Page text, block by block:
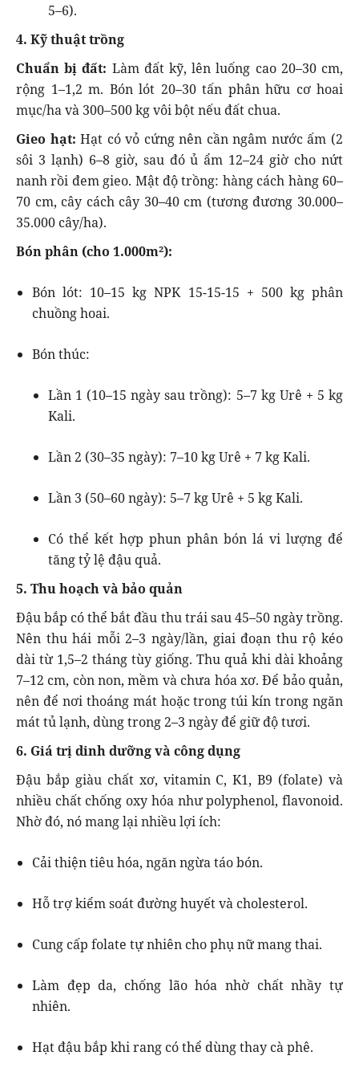
5–6).
4. Kỹ thuật trồng
Chuẩn bị đất: Làm đất kỹ, lên luống cao 20–30 cm,
rộng 1–1,2 m. Bón lót 20–30 tấn phân hữu cơ hoai
mục/ha và 300–500 kg vôi bột nếu đất chua.
Gieo hạt: Hạt có vỏ cứng nên cần ngâm nước ấm (2
sôi 3 lạnh) 6–8 giờ, sau đó ủ ẩm 12–24 giờ cho nứt
nanh rồi đem gieo. Mật độ trồng: hàng cách hàng 60–
70 cm, cây cách cây 30–40 cm (tương đương 30.000–
35.000 cây/ha).
Bón phân (cho 1.000m²):
Bón lót: 10–15 kg NPK 15-15-15 + 500 kg phân
chuồng hoai.
Bón thúc:
Lần 1 (10–15 ngày sau trồng): 5–7 kg Urê + 5 kg
Kali.
Lần 2 (30–35 ngày): 7–10 kg Urê + 7 kg Kali.
Lần 3 (50–60 ngày): 5–7 kg Urê + 5 kg Kali.
Có thể kết hợp phun phân bón lá vi lượng để
tăng tỷ lệ đậu quả.
5. Thu hoạch và bảo quản
Đậu bắp có thể bắt đầu thu trái sau 45–50 ngày trồng.
Nên thu hái mỗi 2–3 ngày/lần, giai đoạn thu rộ kéo
dài từ 1,5–2 tháng tùy giống. Thu quả khi dài khoảng
7–12 cm, còn non, mềm và chưa hóa xơ. Để bảo quản,
nên để nơi thoáng mát hoặc trong túi kín trong ngăn
mát tủ lạnh, dùng trong 2–3 ngày để giữ độ tươi.
6. Giá trị dinh dưỡng và công dụng
Đậu bắp giàu chất xơ, vitamin C, K1, B9 (folate) và
nhiều chất chống oxy hóa như polyphenol, flavonoid.
Nhờ đó, nó mang lại nhiều lợi ích:
Cải thiện tiêu hóa, ngăn ngừa táo bón.
Hỗ trợ kiểm soát đường huyết và cholesterol.
Cung cấp folate tự nhiên cho phụ nữ mang thai.
Làm đẹp da, chống lão hóa nhờ chất nhầy tự
nhiên.
Hạt đậu bắp khi rang có thể dùng thay cà phê.